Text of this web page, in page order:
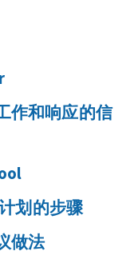
作和响应的信
划的步骤
做法